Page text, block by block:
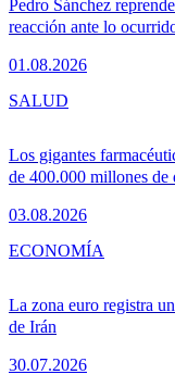
Pedro Sánchez
reacción ante lo
01.08.2026
Los gigantes
de 400.000 millones de
03.08.2026
SALUD
La zona euro registra
de Irán
30.07.2026
ECONOMÍA